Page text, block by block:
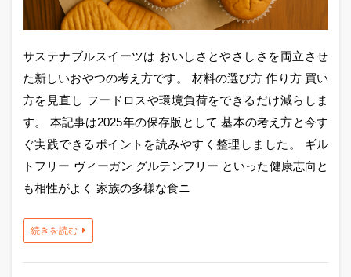
サステナブルスイーツは おいしさとやさしさを両立させ
た新しいおやつの考え方です。 材料の選び方 作り方 買い
方を見直し フードロスや環境負荷をできるだけ減らしま
す。 本記事は2025年の保存版として 基本の考え方と今す
ぐ実践できるポイントを読みやすく整理しました。 ギル
トフリー ヴィーガン グルテンフリー といった健康志向と
も相性がよく 家族の多様な食ニ
続きを読む